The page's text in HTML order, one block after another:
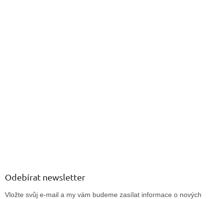
Odebírat newsletter
Vložte svůj e-mail a my vám budeme zasílat informace o nových